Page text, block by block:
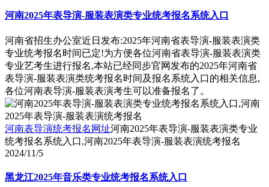
河南2025年表导演-服装表演类专业统考报名系统入口
河南省招生办公室近日发布:2025年河南省表导演-服装表演类
专业统考报名时间已定!为方便各位河南省表导演-服装表演类
专业艺考生进行报名,本站已经同步官网发布的2025年河南省
表导演-服装表演类统考报名时间及报名系统入口的相关信息,
各位河南表导演-服装表演考生可以准备报名了。
河南表导演统考报名网址河南2025年表导演-服装表演类专业
统考报名系统入口,河南2025年表导演-服装表演统考报名
2024/11/5
黑龙江2025年音乐类专业统考报名系统入口